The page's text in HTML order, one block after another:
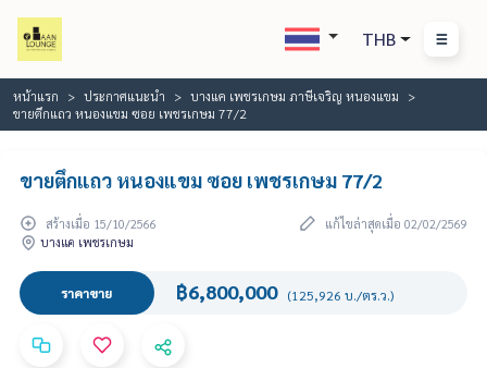
THB
หน้าแรก ประกาศแนะนำ
บางแค เพชรเกษม ภาษีเจริญ หนองแขม
ขายตึกแถว หนองแขม ซอย เพชรเกษม 77/2
ขายตึกแถว หนองแขม ซอย เพชรเกษม 77/2
สร้างเมื่อ 15/10/2566
แก้ไขล่าสุดเมื่อ 02/02/2569
บางแค เพชรเกษม
ราคาขาย ฿6,800,000 (125,926 บ./ตร.ว.)